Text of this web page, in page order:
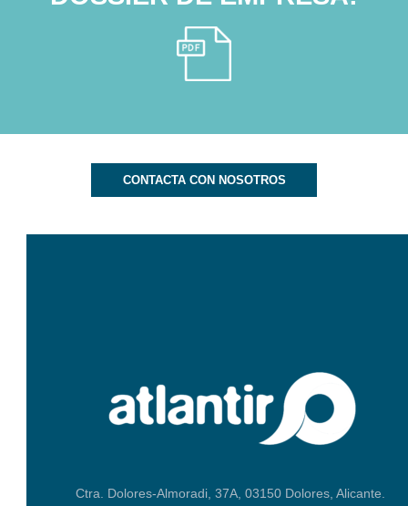
CONTACTA CON NOSOTROS
Ctra. Dolores-Almoradi, 37A, 03150 Dolores, Alicante.